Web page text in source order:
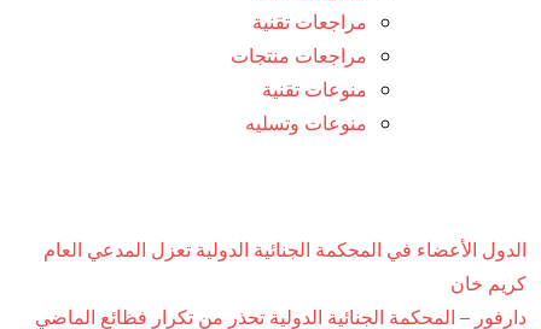
مراجعات تقنية
مراجعات منتجات
منوعات تقنية
منوعات وتسليه
الدول الأعضاء في المحكمة الجنائية الدولية تعزل المدعي العام
كريم خان
دارفور – المحكمة الجنائية الدولية تحذر من تكرار فظائع الماضي